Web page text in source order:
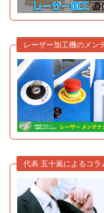
レーザー加工機のメン
代表 五十嵐によるコラ